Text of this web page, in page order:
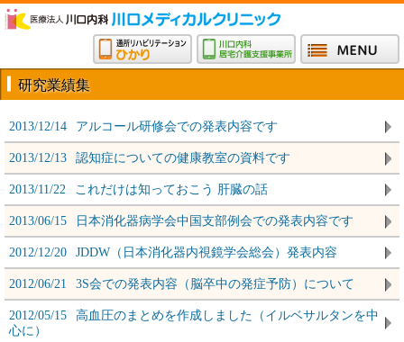
研究業績集
2013/12/14 アルコール研修会での発表内容です
2013/12/13 認知症についての健康教室の資料です
2013/11/22 これだけは知っておこう 肝臓の話
2013/06/15 日本消化器病学会中国支部例会での発表内容です
2012/12/20 JDDW（日本消化器内視鏡学会総会）発表内容
2012/06/21 3S会での発表内容（脳卒中の発症予防）について
2012/05/15
高血圧のまとめを作成しました（イルベサルタンを中
心に）